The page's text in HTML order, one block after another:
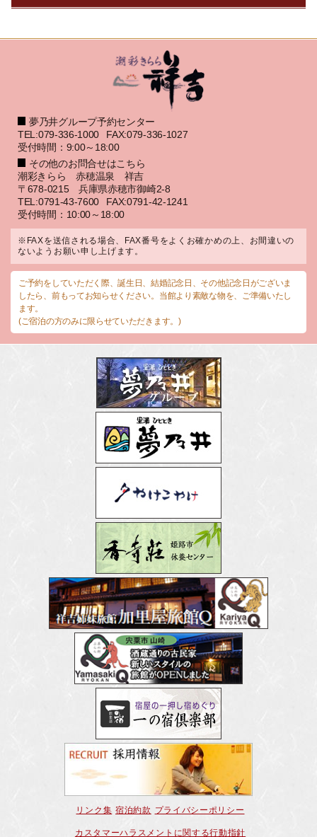
夢乃井グループ予約センター
TEL:079-336-1000
FAX:079-336-1027
受付時間：9:00～18:00
その他のお問合せはこちら
潮彩きらら 赤穂温泉 祥吉
〒678-0215 兵庫県赤穂市御崎2-8
TEL:0791-43-7600
FAX:0791-42-1241
受付時間：10:00～18:00
※FAXを送信される場合、FAX番号をよくお確かめの上、お間違いの
ないようお願い申し上げます。
ご予約をしていただく際、誕生日、結婚記念日、その他記念日がございま
したら、前もってお知らせください。当館より素敵な物を、ご準備いたし
ます。
(ご宿泊の方のみに限らせていただきます。)
リンク集 宿泊約款 プライバシーポリシー
カスタマーハラスメントに関する行動指針